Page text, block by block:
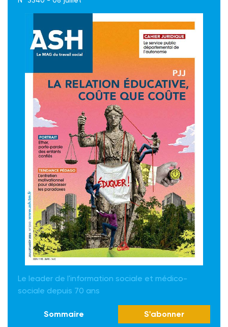
Le leader de l'information sociale et médico-
sociale depuis 70 ans
Sommaire S'abonner